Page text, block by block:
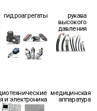
гидроагрегаты
рукава
высокого
давления
и электроника
медицинская
аппаратура